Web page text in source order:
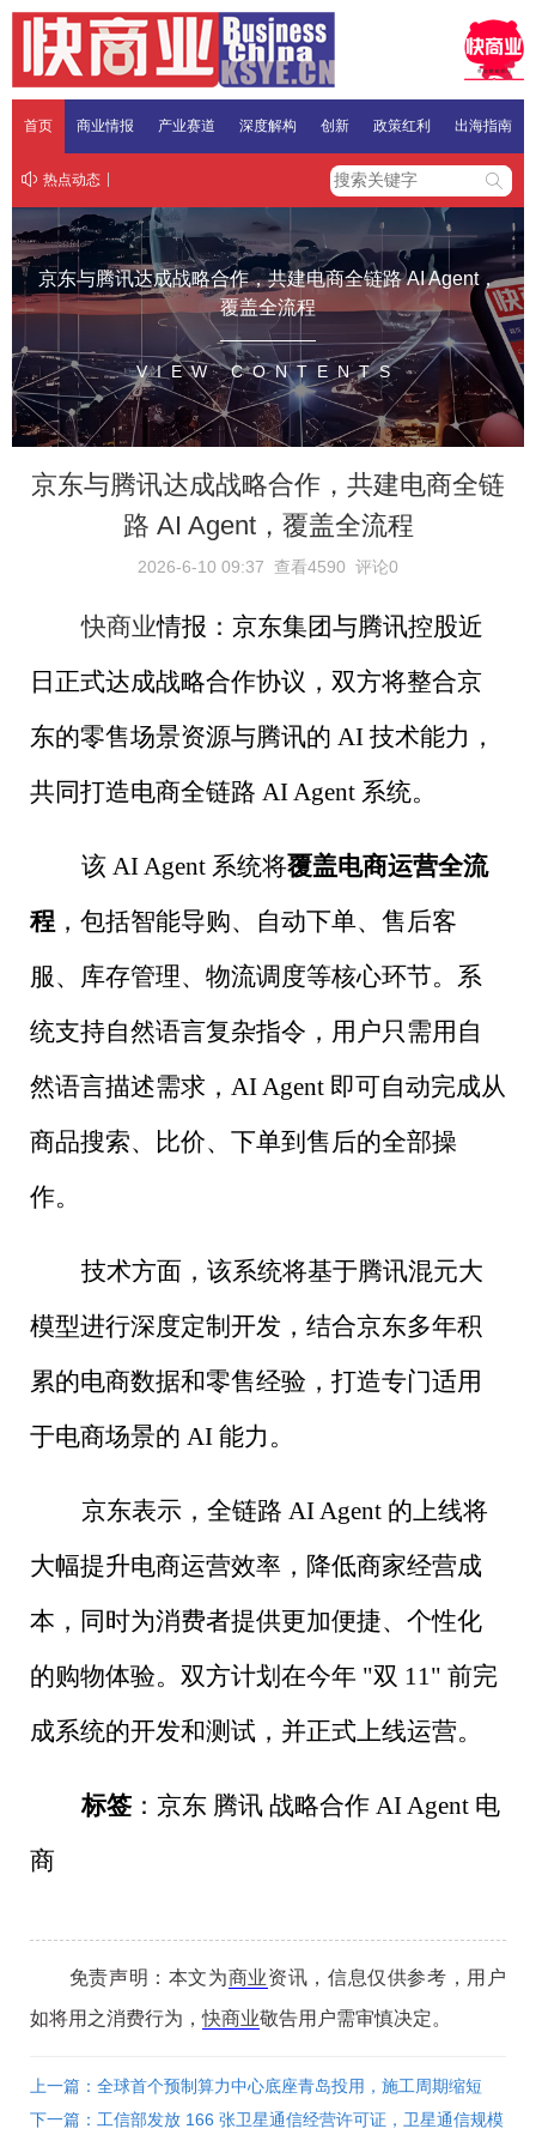
首页 商业情报 产业赛道 深度解构 创新 政策红利 出海指南
热点动态
京东与腾讯达成战略合作，共建电商全链路 AI Agent，
覆盖全流程
VIEW CONTENTS
京东与腾讯达成战略合作，共建电商全链
路 AI Agent，覆盖全流程
2026-6-10 09:37 查看4590 评论0
快商业情报：京东集团与腾讯控股近
日正式达成战略合作协议，双方将整合京
东的零售场景资源与腾讯的 AI 技术能力，
共同打造电商全链路 AI Agent 系统。
该AI Agent 系统将覆盖电商运营全流
程 ，包括智能导购、自动下单、售后客
服、库存管理、物流调度等核心环节。系
统支持自然语言复杂指令，用户只需用自
然语言描述需求， AI Agent 即可自动完成从
商品搜索、比价、下单到售后的全部操
作。
技术方面，该系统将基于腾讯混元大
模型进行深度定制开发，结合京东多年积
累的电商数据和零售经验，打造专门适用
于电商场景的 AI 能力。
京东表示，全链路 AI Agent 的上线将
大幅提升电商运营效率，降低商家经营成
本，同时为消费者提供更加便捷、个性化
的购物体验。双方计划在今年 "双 11" 前完
成系统的开发和测试，并正式上线运营。
标签：京东 腾讯 战略合作AI Agent 电
商
免责声明：本文为商业资讯，信息仅供参考，用户
如将用之消费行为，快商业敬告用户需审慎决定。
上一篇：全球首个预制算力中心底座青岛投用，施工周期缩短
70%，PUE<1.2
下一篇：工信部发放 166 张卫星通信经营许可证，卫星通信规模